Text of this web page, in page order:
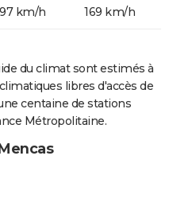
97 km/h 169 km/h
du climat sont estimés à
libres d'accès de
centaine de stations
Métropolitaine.